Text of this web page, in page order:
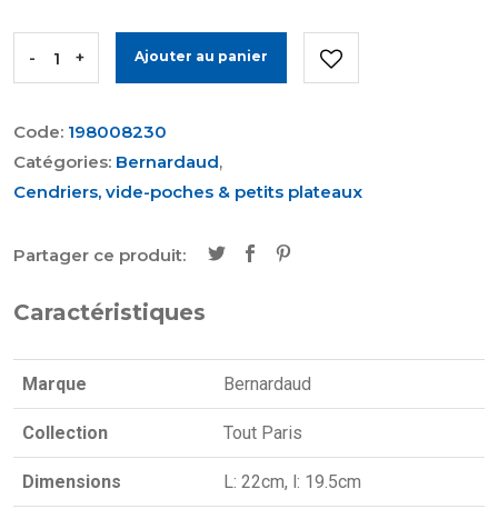
- + Ajouter au panier
Code: 198008230
Catégories: Bernardaud,
Cendriers, vide-poches & petits plateaux
Partager ce produit:
Caractéristiques
Marque Bernardaud
Collection Tout Paris
Dimensions L: 22cm, l: 19.5cm